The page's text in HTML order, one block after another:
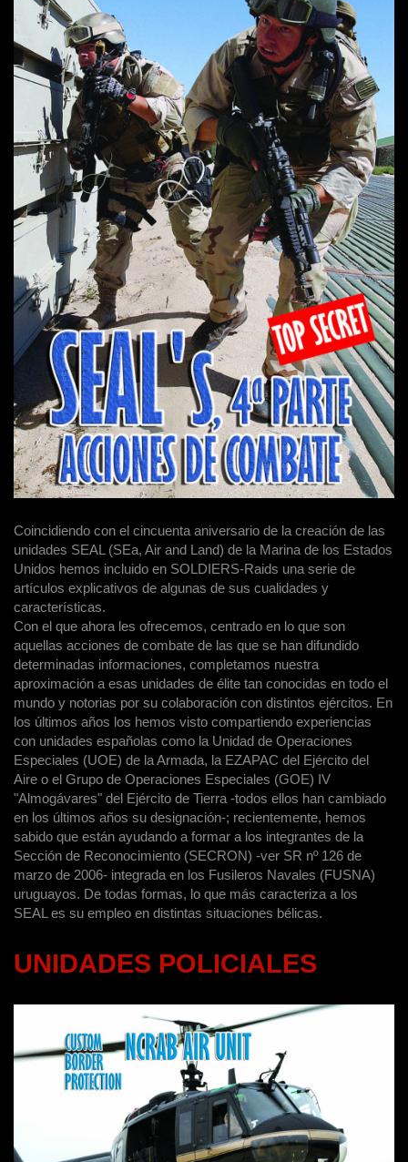
Coincidiendo con el cincuenta aniversario de la creación de las
unidades SEAL (SEa, Air and Land) de la Marina de los Estados
Unidos hemos incluido en SOLDIERS-Raids una serie de
artículos explicativos de algunas de sus cualidades y
características.
Con el que ahora les ofrecemos, centrado en lo que son
aquellas acciones de combate de las que se han difundido
determinadas informaciones, completamos nuestra
aproximación a esas unidades de élite tan conocidas en todo el
mundo y notorias por su colaboración con distintos ejércitos. En
los últimos años los hemos visto compartiendo experiencias
con unidades españolas como la Unidad de Operaciones
Especiales (UOE) de la Armada, la EZAPAC del Ejército del
Aire o el Grupo de Operaciones Especiales (GOE) IV
"Almogávares" del Ejército de Tierra -todos ellos han cambiado
en los últimos años su designación-; recientemente, hemos
sabido que están ayudando a formar a los integrantes de la
Sección de Reconocimiento (SECRON) -ver SR nº 126 de
marzo de 2006- integrada en los Fusileros Navales (FUSNA)
uruguayos. De todas formas, lo que más caracteriza a los
SEAL es su empleo en distintas situaciones bélicas.
UNIDADES POLICIALES